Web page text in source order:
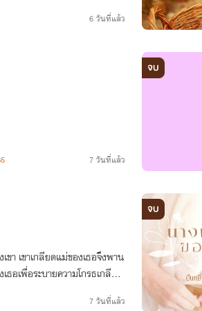
6 วันที่แล้ว
7 วันที่แล้ว
จบ
ขา เขาเกลียดแม่ของเธอจึงพาน
ธอเพื่อระบายความโกรธเกลียด
7 วันที่แล้ว
จบ